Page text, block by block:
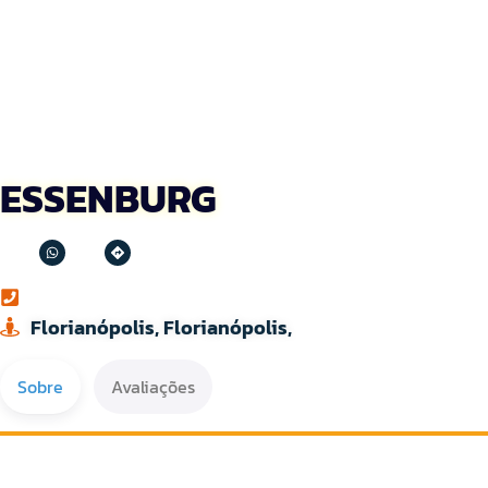
ESSENBURG
Florianópolis, Florianópolis,
Sobre Avaliações